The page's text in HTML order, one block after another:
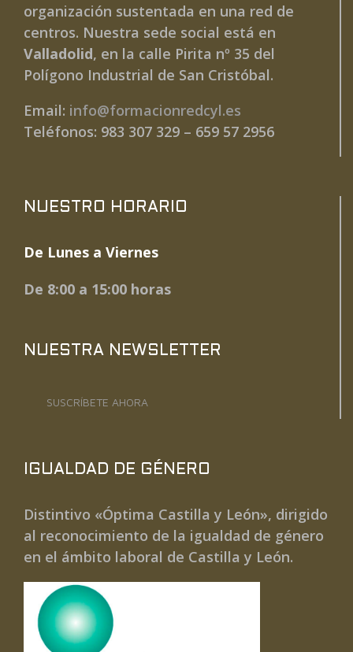
organización sustentada en una red de
centros. Nuestra sede social está en
Valladolid, en la calle Pirita nº 35 del
Polígono Industrial de San Cristóbal.
Email: info@formacionredcyl.es
Teléfonos: 983 307 329 – 659 57 2956
NUESTRO HORARIO
De Lunes a Viernes
De 8:00 a 15:00 horas
NUESTRA NEWSLETTER
SUSCRÍBETE AHORA
IGUALDAD DE GÉNERO
Distintivo «Óptima Castilla y León», dirigido
al reconocimiento de la igualdad de género
en el ámbito laboral de Castilla y León.